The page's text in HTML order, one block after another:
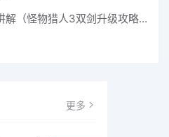
怪物猎人3双剑升级攻略讲解（怪物猎人3双剑升级攻略讲解图）
更多